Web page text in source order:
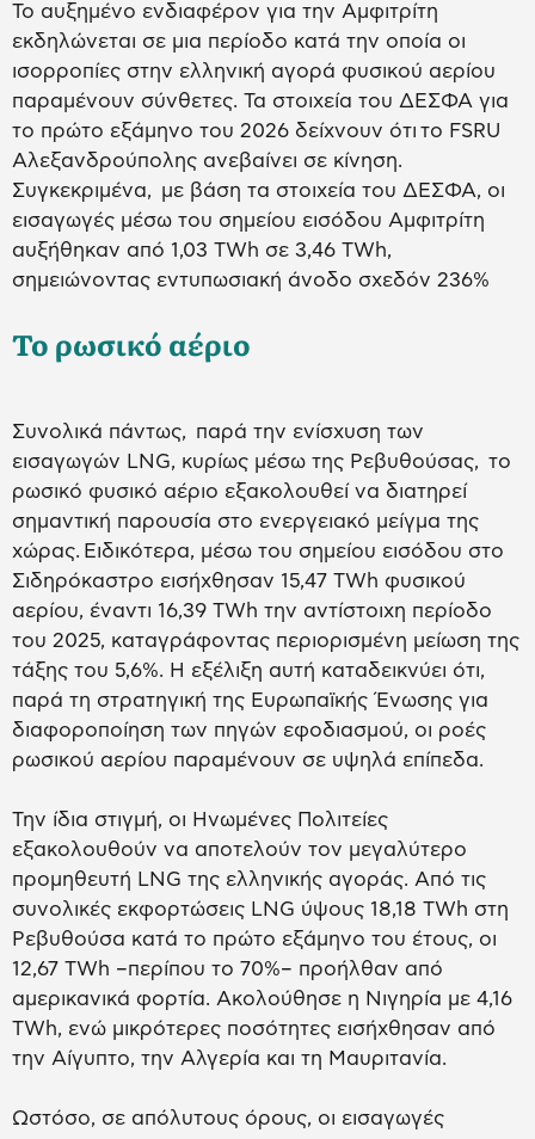
Το αυξημένο ενδιαφέρον για την Αμφιτρίτη
εκδηλώνεται σε μια περίοδο κατά την οποία οι
ισορροπίες στην ελληνική αγορά φυσικού αερίου
παραμένουν σύνθετες. Τα στοιχεία του ΔΕΣΦΑ για
το πρώτο εξάμηνο του 2026 δείχνουν ότι το FSRU
Αλεξανδρούπολης ανεβαίνει σε κίνηση.
Συγκεκριμένα, με βάση τα στοιχεία του ΔΕΣΦΑ, οι
εισαγωγές μέσω του σημείου εισόδου Αμφιτρίτη
αυξήθηκαν από 1,03 TWh σε 3,46 TWh,
σημειώνοντας εντυπωσιακή άνοδο σχεδόν 236%
Το ρωσικό αέριο
Συνολικά πάντως, παρά την ενίσχυση των
εισαγωγών LNG, κυρίως μέσω της Ρεβυθούσας, το
ρωσικό φυσικό αέριο εξακολουθεί να διατηρεί
σημαντική παρουσία στο ενεργειακό μείγμα της
χώρας. Ειδικότερα, μέσω του σημείου εισόδου στο
Σιδηρόκαστρο εισήχθησαν 15,47 TWh φυσικού
αερίου, έναντι 16,39 TWh την αντίστοιχη περίοδο
του 2025, καταγράφοντας περιορισμένη μείωση της
τάξης του 5,6%. Η εξέλιξη αυτή καταδεικνύει ότι,
παρά τη στρατηγική της Ευρωπαϊκής Ένωσης για
διαφοροποίηση των πηγών εφοδιασμού, οι ροές
ρωσικού αερίου παραμένουν σε υψηλά επίπεδα.
Την ίδια στιγμή, οι Ηνωμένες Πολιτείες
εξακολουθούν να αποτελούν τον μεγαλύτερο
προμηθευτή LNG της ελληνικής αγοράς. Από τις
συνολικές εκφορτώσεις LNG ύψους 18,18 TWh στη
Ρεβυθούσα κατά το πρώτο εξάμηνο του έτους, οι
12,67 TWh –περίπου το 70%– προήλθαν από
αμερικανικά φορτία. Ακολούθησε η Νιγηρία με 4,16
TWh, ενώ μικρότερες ποσότητες εισήχθησαν από
την Αίγυπτο, την Αλγερία και τη Μαυριτανία.
Ωστόσο, σε απόλυτους όρους, οι εισαγωγές